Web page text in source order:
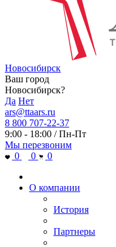
Новосибирск
Ваш город
Новосибирск?
Да Нет
ars@ttaars.ru
8 800 707-22-37
9:00 - 18:00 / Пн-Пт
Мы перезвоним
0
0 0
О компании
История
Партнеры